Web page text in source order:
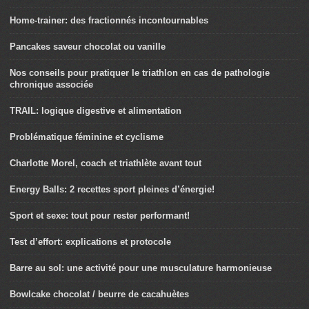
Home-trainer: des fractionnés incontournables
Pancakes saveur chocolat ou vanille
Nos conseils pour pratiquer le triathlon en cas de pathologie
chronique associée
TRAIL: logique digestive et alimentation
Problématique féminine et cyclisme
Charlotte Morel, coach et triathlète avant tout
Energy Balls: 2 recettes sport pleines d’énergie!
Sport et sexe: tout pour rester performant!
Test d’effort: explications et protocole
Barre au sol: une activité pour une musculature harmonieuse
Bowlcake chocolat / beurre de cacahuètes